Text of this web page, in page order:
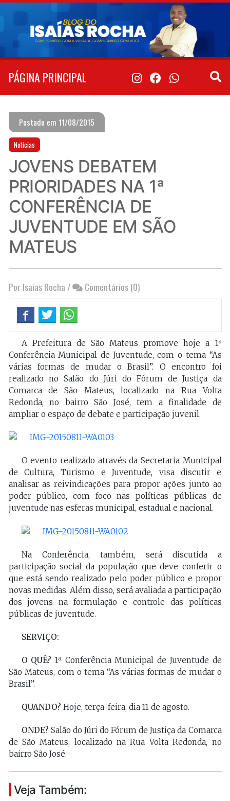
Pular
conteúdo
PÁGINA PRINCIPAL
Postado em 11/08/2015
Notícias
JOVENS DEBATEM
PRIORIDADES NA 1ª
CONFERÊNCIA DE
JUVENTUDE EM SÃO
MATEUS
Por Isaias Rocha / Comentários (0)
A Prefeitura de São Mateus promove hoje a 1ª
Conferência Municipal de Juventude, com o tema “As
várias formas de mudar o Brasil”. O encontro foi
realizado no Salão do Júri do Fórum de Justiça da
Comarca de São Mateus, localizado na Rua Volta
Redonda, no bairro São José, tem a finalidade de
ampliar o espaço de debate e participação juvenil.
O evento realizado através da Secretaria Municipal
de Cultura, Turismo e Juventude, visa discutir e
analisar as reivindicações para propor ações junto ao
poder público, com foco nas políticas públicas de
juventude nas esferas municipal, estadual e nacional.
Na Conferência, também, será discutida a
participação social da população que deve conferir o
que está sendo realizado pelo poder público e propor
novas medidas. Além disso, será avaliada a participação
dos jovens na formulação e controle das políticas
públicas de juventude.
SERVIÇO:
O QUÊ? 1ª Conferência Municipal de Juventude de
São Mateus, com o tema “As várias formas de mudar o
Brasil”.
QUANDO? Hoje, terça-feira, dia 11 de agosto.
ONDE? Salão do Júri do Fórum de Justiça da Comarca
de São Mateus, localizado na Rua Volta Redonda, no
bairro São José.
Veja Também: